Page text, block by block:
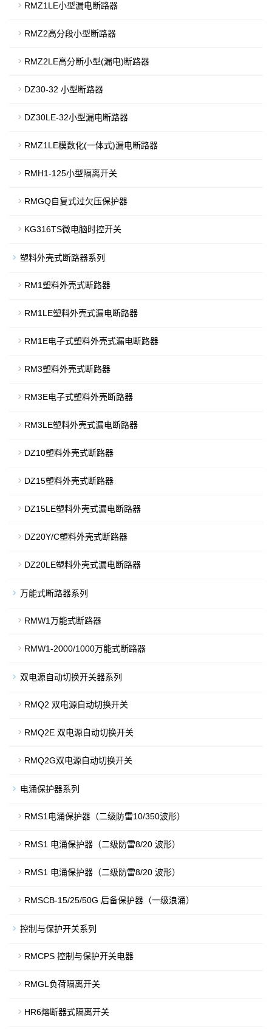
RMZ1LE小型漏电断路器
RMZ2高分段小型断路器
RMZ2LE高分断小型(漏电)断路器
DZ30-32 小型断路器
DZ30LE-32小型漏电断路器
RMZ1LE模数化(一体式)漏电断路器
RMH1-125小型隔离开关
RMGQ自复式过欠压保护器
KG316TS微电脑时控开关
塑料外壳式断路器系列
RM1塑料外壳式断路器
RM1LE塑料外壳式漏电断路器
RM1E电子式塑料外壳式漏电断路器
RM3塑料外壳式断路器
RM3E电子式塑料外壳断路器
RM3LE塑料外壳式漏电断路器
DZ10塑料外壳式断路器
DZ15塑料外壳式断路器
DZ15LE塑料外壳式漏电断路器
DZ20Y/C塑料外壳式断路器
DZ20LE塑料外壳式漏电断路器
万能式断路器系列
RMW1万能式断路器
RMW1-2000/1000万能式断路器
双电源自动切换开关器系列
RMQ2 双电源自动切换开关
RMQ2E 双电源自动切换开关
RMQ2G双电源自动切换开关
电涌保护器系列
RMS1电涌保护器（二级防雷10/350波形）
RMS1 电涌保护器（二级防雷8/20 波形）
RMS1 电涌保护器（二级防雷8/20 波形）
RMSCB-15/25/50G 后备保护器（一级浪涌）
控制与保护开关系列
RMCPS 控制与保护开关电器
RMGL负荷隔离开关
HR6熔断器式隔离开关